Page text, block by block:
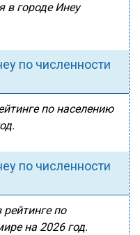
в городе Инеу
по численности
по населению
по численности
по
на 2026 год.